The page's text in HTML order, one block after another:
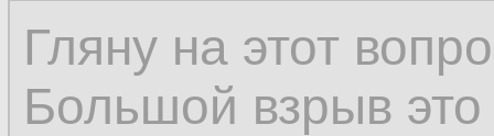
Гляну на этот
Большой взрыв